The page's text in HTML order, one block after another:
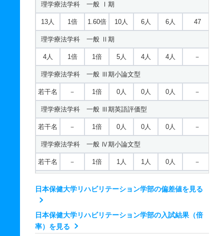
若干名 1倍 － 3人 3人 3人 －
看護学科 推薦 公募制推薦Ⅰ期
7人 1倍 1倍 4人 4人 4人 －
看護学科 推薦 公募制推薦Ⅱ期
2人 1倍 － 4人 3人 3人 －
看護学科 推薦 専門総合学科推薦
若干名 1倍 － 1人 1人 1人 －
理学療法学科 一般 Ⅰ期
13人 1倍 1.60倍 10人 6人 6人 47
理学療法学科 一般 Ⅱ期
4人 1倍 1倍 5人 4人 4人 －
理学療法学科 一般 Ⅲ期小論文型
若干名 － 1倍 0人 0人 0人 －
理学療法学科 一般 Ⅲ期英語評価型
若干名 － 1倍 0人 0人 0人 －
理学療法学科 一般 Ⅳ期小論文型
若干名 － 1倍 1人 1人 0人 －
若干名
理学療法学科 一般 共テ Ⅰ期
5人 1倍 1倍 11人 9人 9人 51.70
日本保健大学リハビリテーション学部の偏差値を見る
日本保健大学リハビリテーション学部の入試結果（倍
率）を見る